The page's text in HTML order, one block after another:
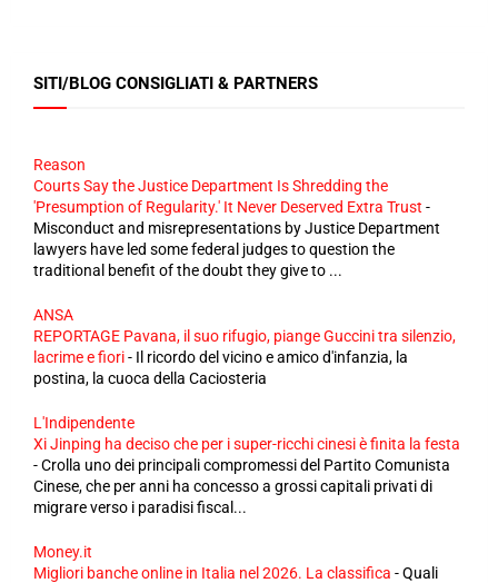
SITI/BLOG CONSIGLIATI & PARTNERS
Reason
Courts Say the Justice Department Is Shredding the
'Presumption of Regularity.' It Never Deserved Extra Trust -
Misconduct and misrepresentations by Justice Department
lawyers have led some federal judges to question the
traditional benefit of the doubt they give to ...
ANSA
REPORTAGE Pavana, il suo rifugio, piange Guccini tra silenzio,
lacrime e fiori- Il ricordo del vicino e amico d'infanzia, la
postina, la cuoca della Caciosteria
L'Indipendente
Xi Jinping ha deciso che per i super-ricchi cinesi è finita la festa
-Crolla uno dei principali compromessi del Partito Comunista
Cinese, che per anni ha concesso a grossi capitali privati di
migrare verso i paradisi fiscal...
Money.it
Migliori banche online in Italia nel 2026. La classifica -Quali